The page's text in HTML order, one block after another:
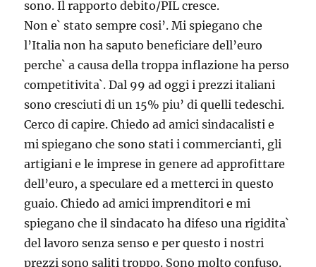
sono. Il rapporto debito/PIL cresce.
Non e` stato sempre cosi’. Mi spiegano che
l’Italia non ha saputo beneficiare dell’euro
perche` a causa della troppa inflazione ha perso
competitivita`. Dal 99 ad oggi i prezzi italiani
sono cresciuti di un 15% piu’ di quelli tedeschi.
Cerco di capire. Chiedo ad amici sindacalisti e
mi spiegano che sono stati i commercianti, gli
artigiani e le imprese in genere ad approfittare
dell’euro, a speculare ed a metterci in questo
guaio. Chiedo ad amici imprenditori e mi
spiegano che il sindacato ha difeso una rigidita`
del lavoro senza senso e per questo i nostri
prezzi sono saliti troppo. Sono molto confuso.